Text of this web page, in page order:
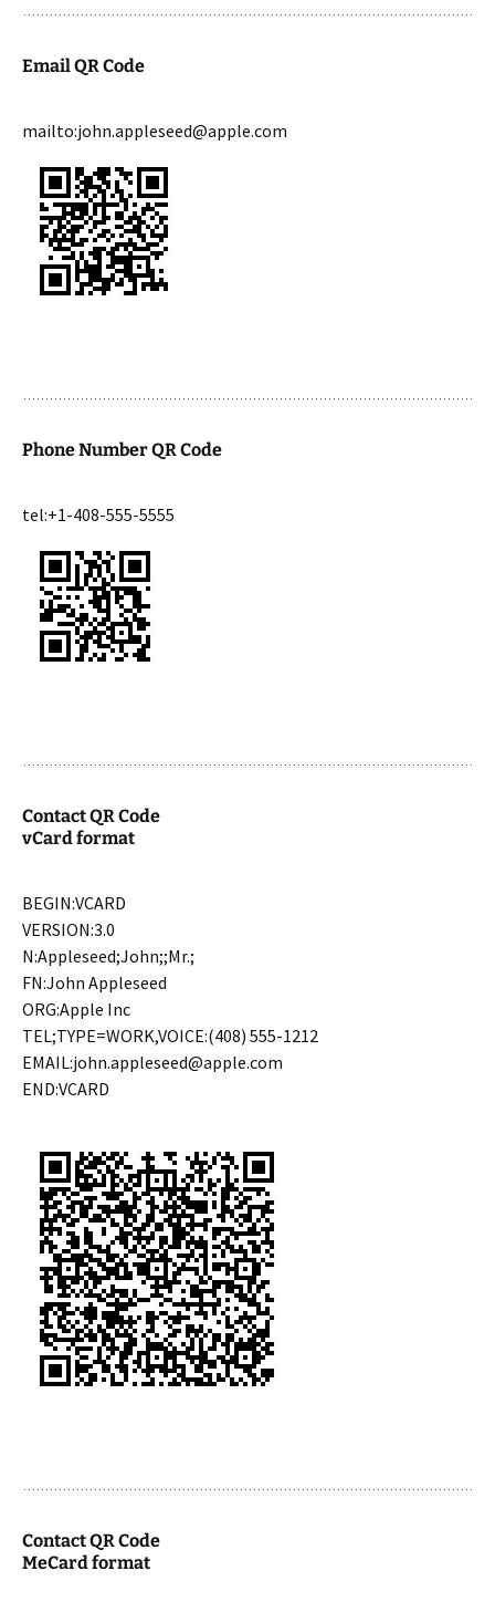
Email QR Code
mailto:john.appleseed@apple.com
Phone Number QR Code
tel:+1-408-555-5555
Contact QR Code
vCard format
BEGIN:VCARD
VERSION:3.0
N:Appleseed;John;;Mr.;
FN:John Appleseed
ORG:Apple Inc
TEL;TYPE=WORK,VOICE:(408) 555-1212
EMAIL:john.appleseed@apple.com
END:VCARD
Contact QR Code
MeCard format